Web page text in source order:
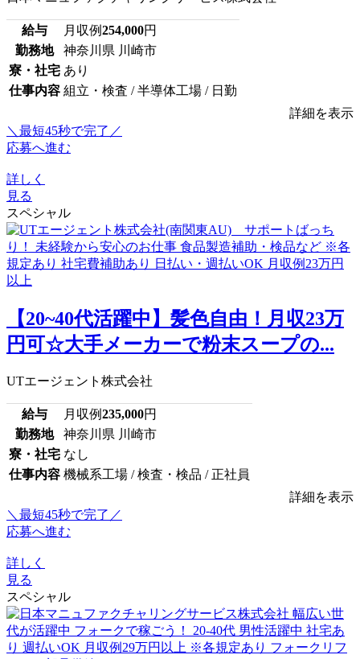
給与 月収例254,000円
勤務地
神奈川県 川崎市
寮・社宅 あり
仕事内容 組立・検査 / 半導体工場 / 日勤
詳細を表示
＼最短45秒で完了／
応募へ進む
詳しく
見る
スペシャル
【20~40代活躍中】髪色自由！月収23万
円可☆大手メーカーで粉末スープの...
UTエージェント株式会社
給与 月収例235,000円
勤務地
神奈川県 川崎市
寮・社宅 なし
仕事内容 機械系工場 / 検査・検品 / 正社員
詳細を表示
＼最短45秒で完了／
応募へ進む
詳しく
見る
スペシャル